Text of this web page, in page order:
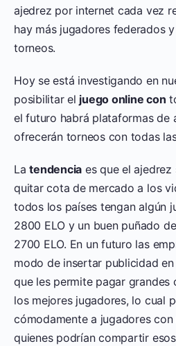
ajedrez por internet cada vez
hay más jugadores federados
torneos.
Hoy se está investigando en
posibilitar el juego online con
el futuro habrá plataformas de
ofrecerán torneos con todas
Latendencia es que el
quitar cota de mercado a los
todos los países tengan algún
2800 ELO y un buen puñado
2700 ELO. En un futuro las
modo de insertar publicidad
que les permite pagar grandes
los mejores jugadores, lo cual
cómodamente a jugadores
quienes podrían compartir